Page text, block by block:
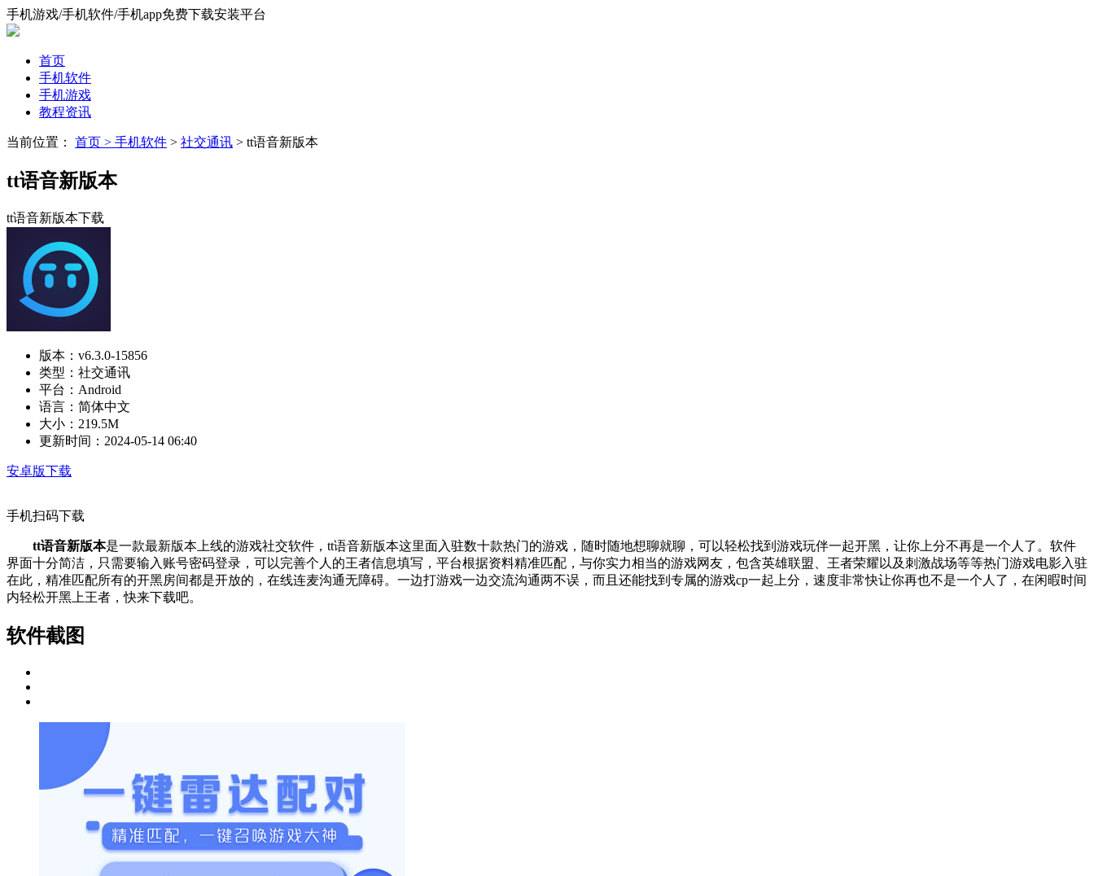
手机游戏/手机软件/手机app免费下载安装平台
首页
手机软件
手机游戏
教程资讯
当前位置： 首页 > 手机软件 > 社交通讯 > tt语音新版本
tt语音新版本
tt语音新版本下载
版本： v6.3.0-15856
类型： 社交通讯
平台： Android
语言： 简体中文
大小： 219.5M
更新时间： 2024-05-14 06:40
安卓版下载
手机扫码下载
tt语音新版本是一款最新版本上线的游戏社交软件，tt语音新版本这里面入驻数十款热门的游戏，随时随地想聊就聊，可以轻松找到游戏玩伴一起开黑，让你上分不再是一个人了。软件
界面十分简洁，只需要输入账号密码登录，可以完善个人的王者信息填写，平台根据资料精准匹配，与你实力相当的游戏网友，包含英雄联盟、王者荣耀以及刺激战场等等热门游戏电影入驻
在此，精准匹配所有的开黑房间都是开放的，在线连麦沟通无障碍。一边打游戏一边交流沟通两不误，而且还能找到专属的游戏cp一起上分，速度非常快让你再也不是一个人了，在闲暇时间
内轻松开黑上王者，快来下载吧。
软件截图